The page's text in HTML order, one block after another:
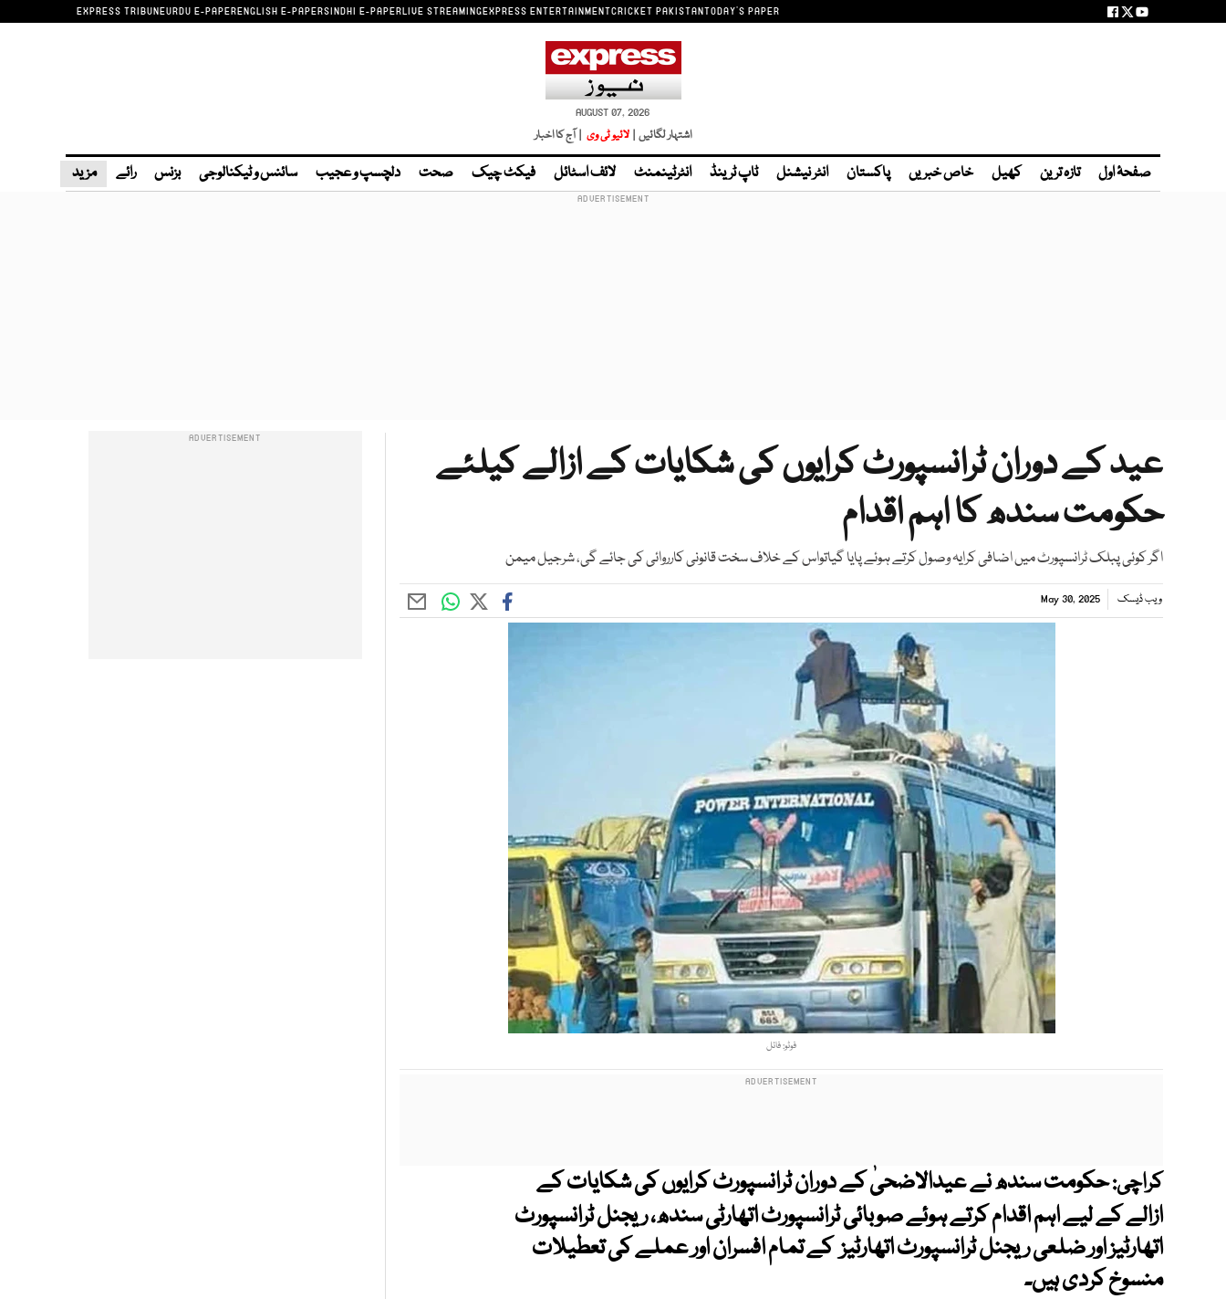
EXPRESS TRIBUNEURDU E-PAPERENGLISH E-PAPERSINDHI E-PAPERLIVE STREAMINGEXPRESS ENTERTAINMENTCRICKET PAKISTANTODAY'S PAPER
AUGUST 07, 2026
اشتہار لگائیں | لائیو ٹی وی | آج کا اخبار
صفحۂ اول تازہ ترین کھیل خاص خبریں پاکستان انٹر نیشنل ٹاپ ٹرینڈ انٹرٹینمنٹ لائف اسٹائل فیکٹ چیک صحت دلچسپ و عجیب سائنس و ٹیکنالوجی بزنس رائے مزید
عید کے دوران ٹرانسپورٹ کرایوں کی شکایات کے ازالے کیلئے
حکومت سندھ کا اہم اقدام
اگر کوئی پبلک ٹرانسپورٹ میں اضافی کرایہ وصول کرتے ہوئے پایا گیاتواس کے خلاف سخت قانونی کارروائی کی جائے گی، شرجیل میمن
ویب ڈیسک May 30, 2025
فوٹو: فائل
کراچی:حکومت سندھ نے عیدالاضحیٰ کے دوران ٹرانسپورٹ کرایوں کی شکایات کے
ازالے کے لیے اہم اقدام کرتے ہوئے صوبائی ٹرانسپورٹ اتھارٹی سندھ، ریجنل ٹرانسپورٹ
اتھارٹیز اور ضلعی ریجنل ٹرانسپورٹ اتھارٹیز کے تمام افسران اور عملے کی تعطیلات
منسوخ کردی ہیں۔